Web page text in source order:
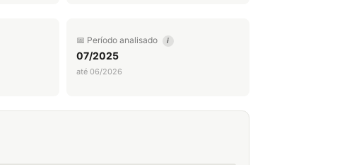
📅 Período analisado i
07/2025
até 06/2026